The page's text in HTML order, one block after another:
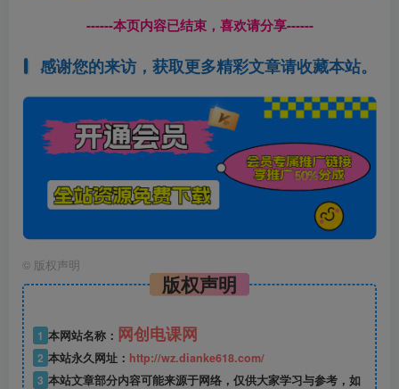
------本页内容已结束，喜欢请分享------
感谢您的来访，获取更多精彩文章请收藏本站。
© 版权声明
版权声明
1 本网站名称： 网创电课网
2 本站永久网址： http://wz.dianke618.com/
3 本站文章部分内容可能来源于网络，仅供大家学习与参考，如